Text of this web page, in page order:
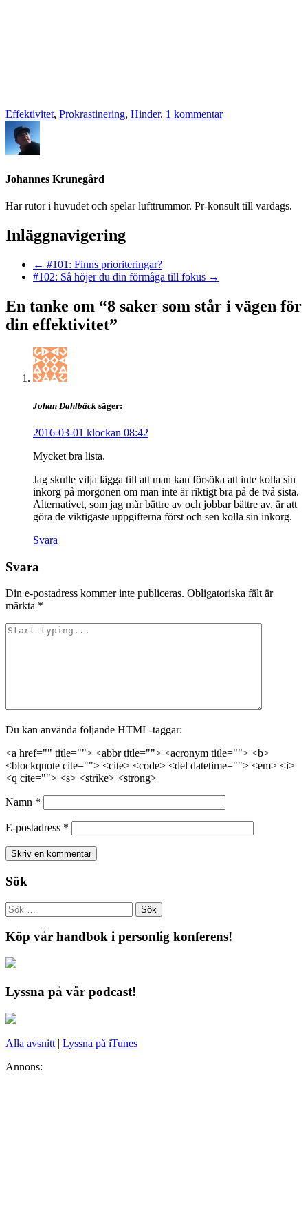
Effektivitet, Prokrastinering, Hinder. 1 kommentar
Johannes Krunegård
Har rutor i huvudet och spelar lufttrummor. Pr-konsult till vardags.
Inläggnavigering
← #101: Finns prioriteringar?
#102: Så höjer du din förmåga till fokus →
En tanke om “8 saker som står i vägen för
din effektivitet”
Johan Dahlbäck säger:
2016-03-01 klockan 08:42
Mycket bra lista.
Jag skulle vilja lägga till att man kan försöka att inte kolla sin
inkorg på morgonen om man inte är riktigt bra på de två sista.
Alternativet, som jag mår bättre av och jobbar bättre av, är att
göra de viktigaste uppgifterna först och sen kolla sin inkorg.
Svara
Svara
Din e-postadress kommer inte publiceras. Obligatoriska fält är
märkta *
Du kan använda följande HTML-taggar:
<a href="" title=""> <abbr title=""> <acronym title=""> <b>
<blockquote cite=""> <cite> <code> <del datetime=""> <em> <i>
<q cite=""> <s> <strike> <strong>
Namn *
E-postadress *
Sök
Köp vår handbok i personlig konferens!
Lyssna på vår podcast!
Alla avsnitt | Lyssna på iTunes
Annons: